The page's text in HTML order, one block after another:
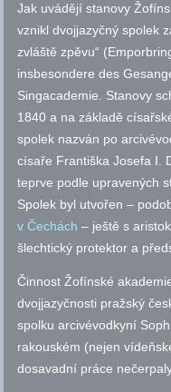
Jak uvádějí stanovy
vznikl dvojjazyčný spolek
zvláště zpěvu“
insbesondere des
Singacademie. Stanovy
1840 a na základě
spolek nazván po
císaře Františka Josefa I.
teprve podle upravených
Spolek byl utvořen –
v Čechách – ještě s
šlechtický protektor a
Činnost Žofínské
dvojjazyčnosti pražský
spolku arcivévodkyní
rakouském (nejen
dosavadní práce